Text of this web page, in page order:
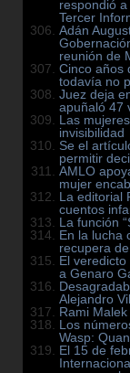
respondió
Tercer
Adán
reunión de
Cinco años
todavía no
Juez deja
apuñaló 47
Las
invisibilidad
Se el
permitir
AMLO
mujer
La editorial
cuentos
La función
En la lucha
recupera
El
a Genaro
Alejandro
Rami
Los
Wasp:
El 15 de